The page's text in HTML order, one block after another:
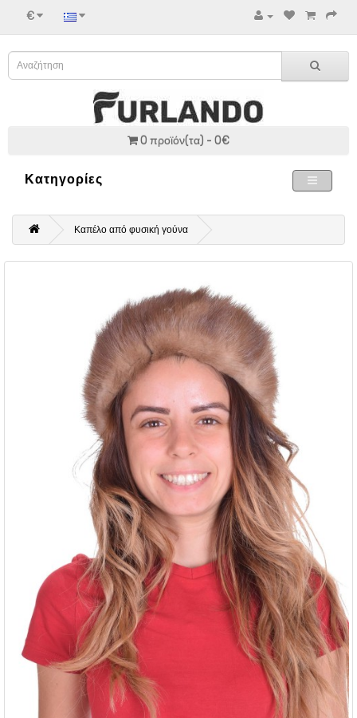
€
0 προϊόν(τα) - 0€
Κατηγορίες
Καπέλο από φυσική γούνα